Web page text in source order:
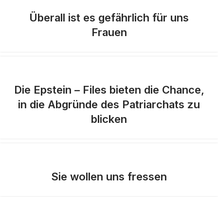
Überall ist es gefährlich für uns
Frauen
Die Epstein – Files bieten die Chance,
in die Abgründe des Patriarchats zu
blicken
Sie wollen uns fressen